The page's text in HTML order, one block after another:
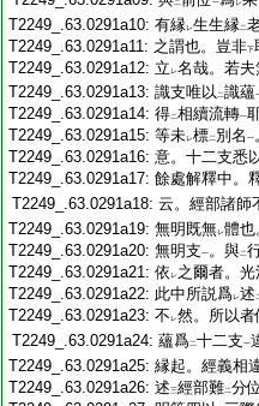
二 一 レ
T2249_.63.0291a10: 有縁レ生生縁二
T2249_.63.0291a11: 之謂也。豈非下
T2249_.63.0291a12: 立 レ名哉。若
T2249_.63.0291a13: 識支唯以 二識蘊
T2249_.63.0291a14: 得二相續流轉一
T2249_.63.0291a15: 等未レ標二 別名 一
T2249_.63.0291a16: 意。十二支悉
T2249_.63.0291a17: 餘處解釋中。
T2249_.63.0291a18: 云。經部諸師
T2249_.63.0291a19: 無明既無レ體也
T2249_.63.0291a20: 無明支一。與二
T2249_.63.0291a21: 依 レ之爾者。
T2249_.63.0291a22: 此中所説爲レ述
T2249_.63.0291a23: 不 レ然。所以
T2249_.63.0291a24: 蘊爲二十二支一
T2249_.63.0291a25: 縁起。經義相
T2249_.63.0291a26: 述三經部難二分